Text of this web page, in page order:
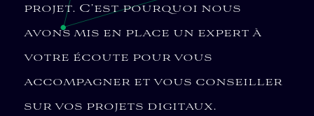
projet. C’est pourquoi nous
avons mis en place un expert à
votre écoute pour vous
accompagner et vous conseiller
sur vos projets digitaux.